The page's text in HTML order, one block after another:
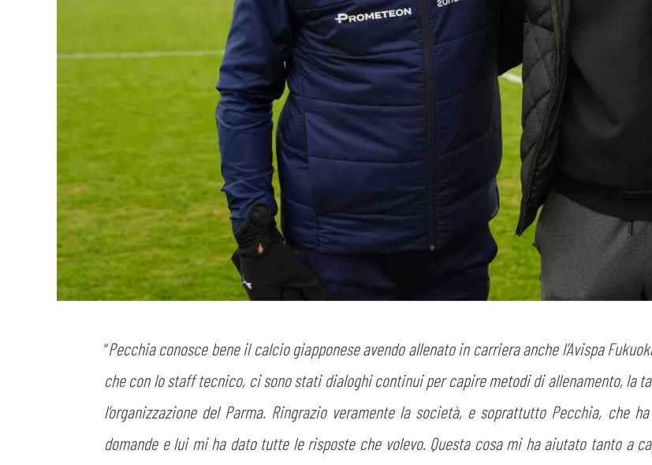
“Pecchia conosce bene il calcio giapponese avendo allenato in carriera anche l’Avispa
che con lo staff tecnico, ci sono stati dialoghi continui per capire metodi di allenamento, la
l’organizzazione del Parma. Ringrazio veramente la società, e soprattutto Pecchia, che
domande e lui mi ha dato tutte le risposte che volevo. Questa cosa mi ha aiutato tanto a